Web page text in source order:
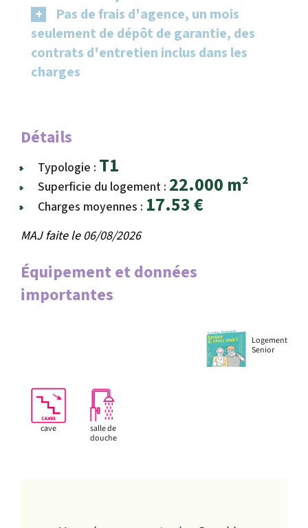
Pas de frais d'agence, un mois
seulement de dépôt de garantie, des
contrats d'entretien inclus dans les
charges
Détails
Typologie : T1
Superficie du logement : 22.000 m²
Charges moyennes : 17.53 €
MAJ faite le 06/08/2026
Équipement et données
importantes
Logement
Senior
cave
salle de
douche